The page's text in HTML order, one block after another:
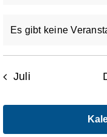
Aktuelles
Leichte Sprache
Hinweis
Es gibt keine
Juli